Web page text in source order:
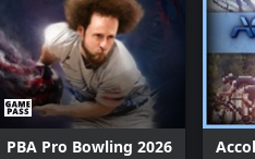
PBA Pro Bowling 2026